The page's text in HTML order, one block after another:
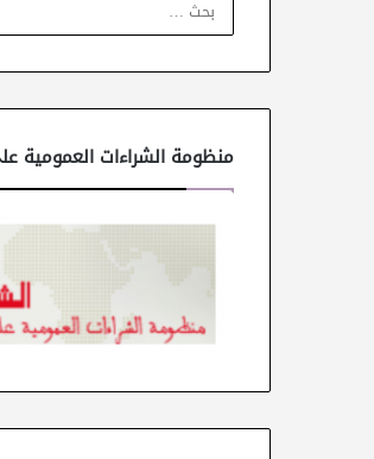
منظومة الشراءات العمومية